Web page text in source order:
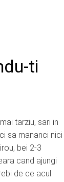
ti
tarziu, sari in
sa mananci nici
bei 2-3
cand ajungi
de ce acul